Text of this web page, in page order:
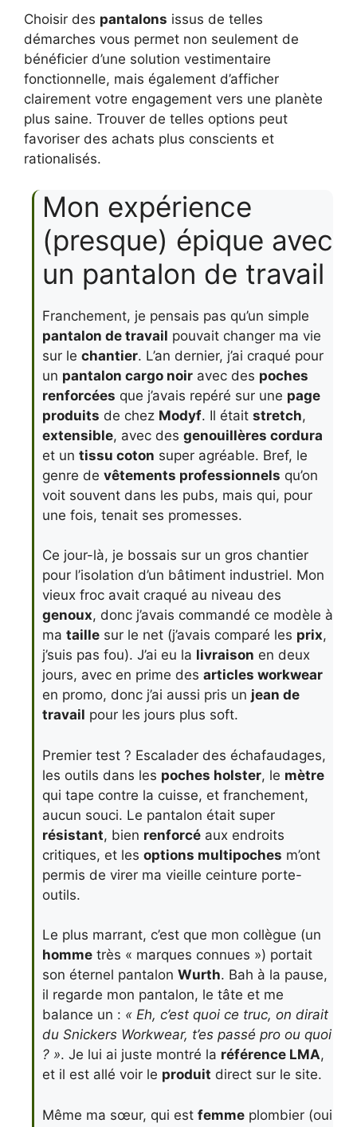
Choisir des pantalons issus de telles
démarches vous permet non seulement de
bénéficier d’une solution vestimentaire
fonctionnelle, mais également d’afficher
clairement votre engagement vers une planète
plus saine. Trouver de telles options peut
favoriser des achats plus conscients et
rationalisés.
Mon expérience
(presque) épique avec
un pantalon de travail
Franchement, je pensais pas qu’un simple
pantalon de travail pouvait changer ma vie
sur le chantier. L’an dernier, j’ai craqué pour
un pantalon cargo noir avec des poches
renforcées que j’avais repéré sur une page
produits de chez Modyf. Il était stretch,
extensible, avec des genouillères cordura
et un tissu coton super agréable. Bref, le
genre de vêtements professionnels qu’on
voit souvent dans les pubs, mais qui, pour
une fois, tenait ses promesses.
Ce jour-là, je bossais sur un gros chantier
pour l’isolation d’un bâtiment industriel. Mon
vieux froc avait craqué au niveau des
genoux, donc j’avais commandé ce modèle à
ma taille sur le net (j’avais comparé les prix,
j’suis pas fou). J’ai eu la livraison en deux
jours, avec en prime des articles workwear
en promo, donc j’ai aussi pris un jean de
travail pour les jours plus soft.
Premier test ? Escalader des échafaudages,
les outils dans les poches holster, le mètre
qui tape contre la cuisse, et franchement,
aucun souci. Le pantalon était super
résistant, bien renforcé aux endroits
critiques, et les options multipoches m’ont
permis de virer ma vieille ceinture porte-
outils.
Le plus marrant, c’est que mon collègue (un
homme très « marques connues ») portait
son éternel pantalon Wurth. Bah à la pause,
il regarde mon pantalon, le tâte et me
balance un : « Eh, c’est quoi ce truc, on dirait
du Snickers Workwear, t’es passé pro ou quoi
? ». Je lui ai juste montré la référence LMA,
et il est allé voir le produit direct sur le site.
Même ma sœur, qui est femme plombier (oui